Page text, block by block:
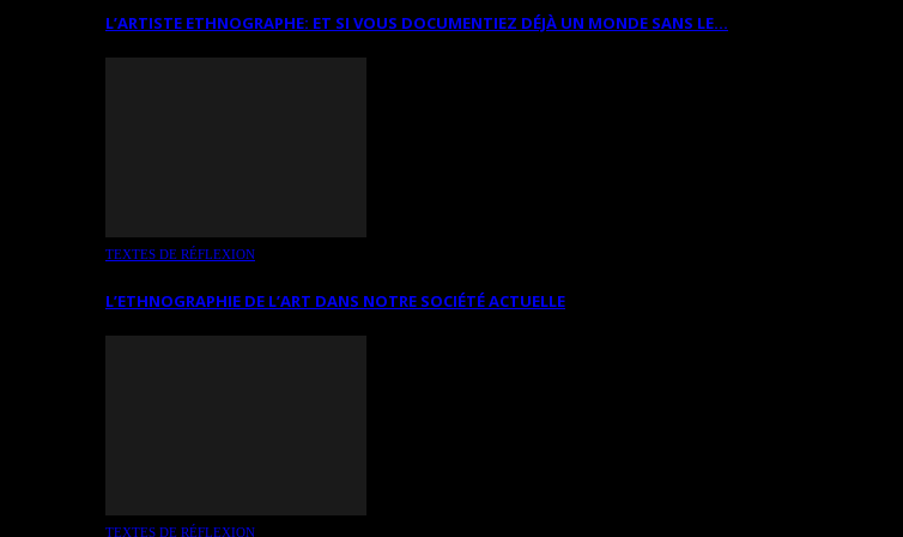
L’ARTISTE ETHNOGRAPHE: ET SI VOUS DOCUMENTIEZ DÉJÀ UN MONDE SANS LE…
TEXTES DE RÉFLEXION
L’ETHNOGRAPHIE DE L’ART DANS NOTRE SOCIÉTÉ ACTUELLE
TEXTES DE RÉFLEXION